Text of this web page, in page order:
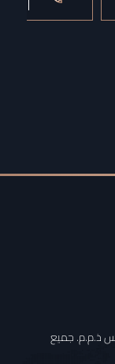
ذ.م.م. جميع